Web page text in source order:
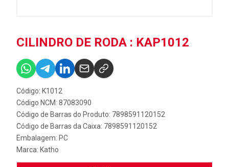
CILINDRO DE RODA : KAP1012
Código: K1012
Código NCM: 87083090
Código de Barras do Produto: 7898591120152
Código de Barras da Caixa: 7898591120152
Embalagem: PC
Marca: Katho